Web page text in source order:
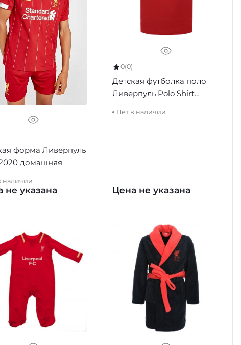
форма Ливерпуль
домашняя
наличии
не указана
0(0)
Детская футболка поло
Ливерпуль Polo Shirt
Нет в наличии
Цена не указана